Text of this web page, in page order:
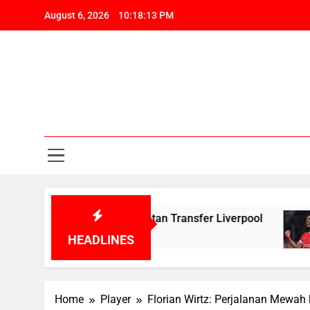
August 6, 2026 10:18:14 PM
Berita,
HEADLINES
Peningkatan Transfer Liverpool
12
Home Player Florian Wirtz: Perjalanan Mewah